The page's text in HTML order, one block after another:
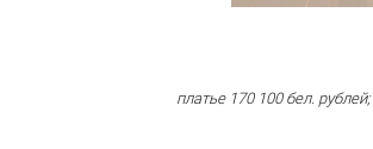
платье 170 100 бел. рублей;